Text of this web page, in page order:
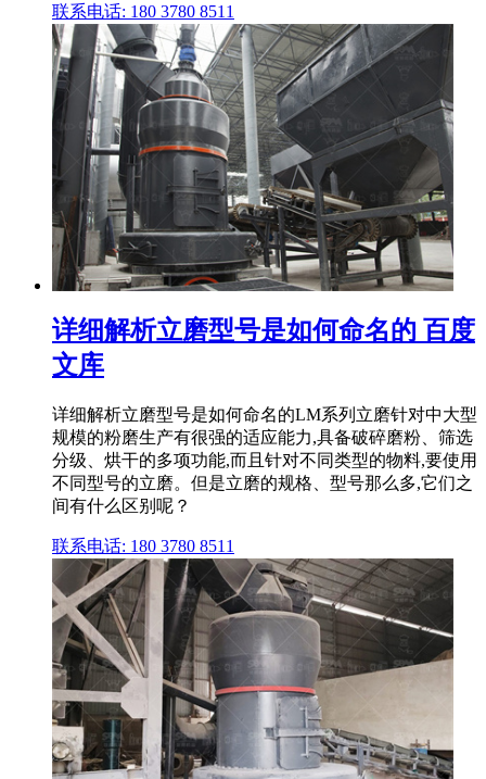
联系电话: 180 3780 8511
详细解析立磨型号是如何命名的 百度
文库
详细解析立磨型号是如何命名的LM系列立磨针对中大型
规模的粉磨生产有很强的适应能力,具备破碎磨粉、筛选
分级、烘干的多项功能,而且针对不同类型的物料,要使用
不同型号的立磨。但是立磨的规格、型号那么多,它们之
间有什么区别呢？
联系电话: 180 3780 8511